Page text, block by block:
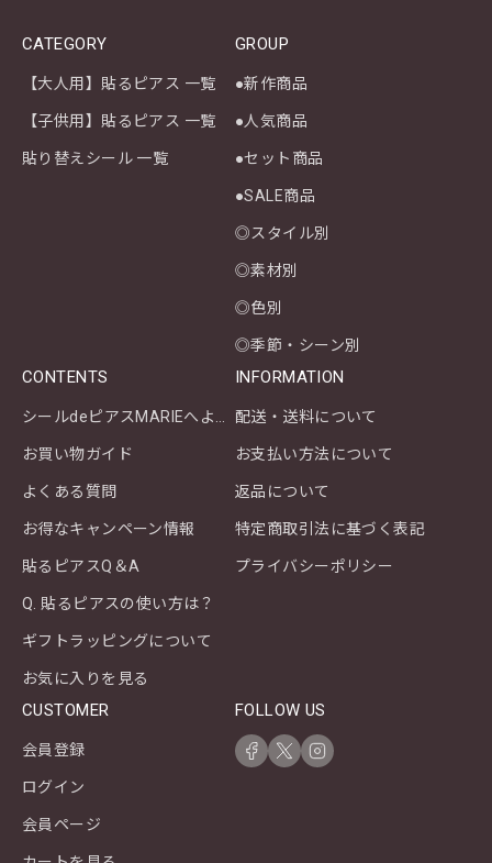
CATEGORY
【大人用】貼るピアス 一覧
【子供用】貼るピアス 一覧
貼り替えシール 一覧
GROUP
●新作商品
●人気商品
●セット商品
●SALE商品
◎スタイル別
◎素材別
◎色別
◎季節・シーン別
CONTENTS
お買い物ガイド
よくある質問
お得なキャンペーン情報
貼るピアスQ＆A
Q. 貼るピアスの使い方は？
ギフトラッピングについて
お気に入りを見る
INFORMATION
配送・送料について
お支払い方法について
返品について
特定商取引法に基づく表記
プライバシーポリシー
CUSTOMER
会員登録
ログイン
会員ページ
FOLLOW US